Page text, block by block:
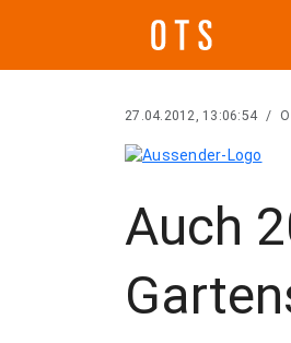
27.04.2012, 13:06:54 /
Auch